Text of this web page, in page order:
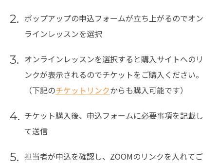
2. ポップアップの申込フォームが立ち上がるのでオン
ラインレッスンを選択
3. オンラインレッスンを選択すると購入サイトへのリ
ンクが表示されるのでチケットをご購入ください。
（下記のチケットリンクからも購入可能です）
4. チケット購入後、申込フォームに必要事項を記載し
て送信
5. 担当者が申込を確認し、ZOOMのリンクを入れてご